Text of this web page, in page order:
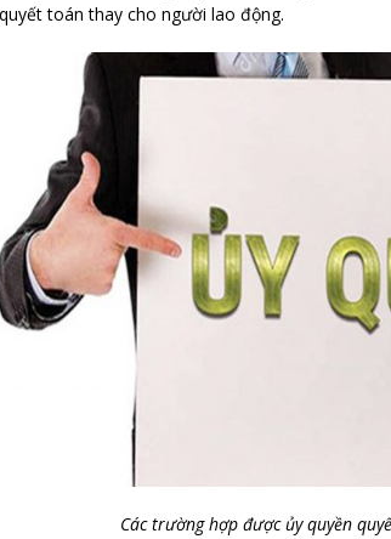
toán thay cho người lao động.
Các trường hợp được ủy quyền